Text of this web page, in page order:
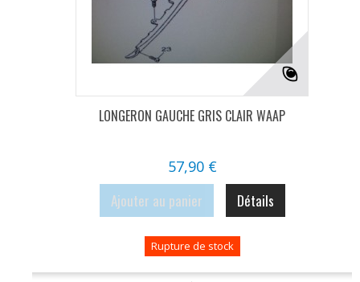
LONGERON GAUCHE GRIS CLAIR WAAP
57,90 €
Ajouter au panier Détails
Rupture de stock